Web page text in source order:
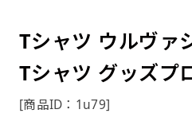
Tシャツ ウルヴァ
Tシャツ グッズプ
[商品ID：1u79]
つくった、◯◯のぼり」
ません。
リピート（要画像確認
する場合があります。
セル不可となります。
上下チチ
上左右チチ
（上と左右）
四
［
ポンジをやや厚くした生
べると約2倍の厚みがあ